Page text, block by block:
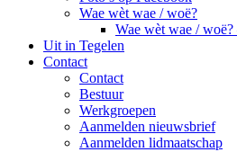
Wae wèt wae / woë?
Wae wèt wae / woë?
Uit in Tegelen
Contact
Contact
Bestuur
Werkgroepen
Aanmelden nieuwsbrief
Aanmelden lidmaatschap